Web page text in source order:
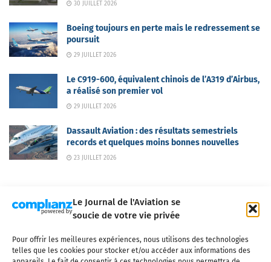
Le Journal de l'Aviation se
soucie de votre vie privée
Pour offrir les meilleures expériences, nous utilisons des technologies
telles que les cookies pour stocker et/ou accéder aux informations des
30 JUILLET 2026
Boeing toujours en perte mais le redressement se
poursuit
29 JUILLET 2026
Le C919-600, équivalent chinois de l’A319 d’Airbus,
a réalisé son premier vol
29 JUILLET 2026
Dassault Aviation : des résultats semestriels
records et quelques moins bonnes nouvelles
23 JUILLET 2026
Qui sommes-nous ? Nous contacter
Partenaires
Mentions légales
CGV Politique de confidentialité Cookies